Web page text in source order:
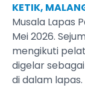
KETIK,
Musala Lapas
Mei 2026.
mengikuti
digelar
di dalam lapas.